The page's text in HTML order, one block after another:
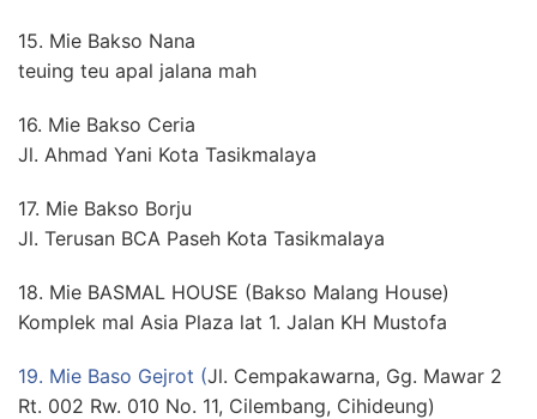
15. Mie Bakso Nana
teuing teu apal jalana mah
16. Mie Bakso Ceria
Jl. Ahmad Yani Kota Tasikmalaya
17. Mie Bakso Borju
Jl. Terusan BCA Paseh Kota Tasikmalaya
18. Mie BASMAL HOUSE (Bakso Malang House)
Komplek mal Asia Plaza lat 1. Jalan KH Mustofa
19. Mie Baso Gejrot (Jl. Cempakawarna, Gg. Mawar 2
Rt. 002 Rw. 010 No. 11, Cilembang, Cihideung)